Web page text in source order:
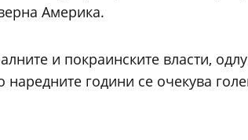
Америка.
и покраинските власти,
наредните години се очекува